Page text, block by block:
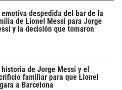
emotiva despedida del bar de la
de Lionel Messi para Jorge
y la decisión que tomaron
historia de Jorge Messi y el
familiar para que Lionel
a Barcelona